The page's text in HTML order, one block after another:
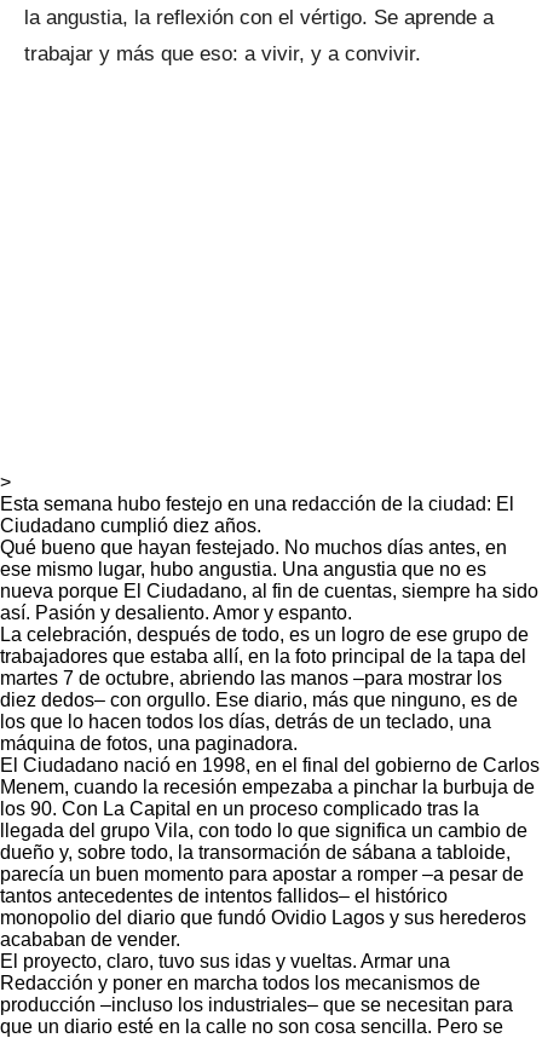
la angustia, la reflexión con el vértigo. Se aprende a
trabajar y más que eso: a vivir, y a convivir.
>
Esta semana hubo festejo en una redacción de la ciudad: El
Ciudadano cumplió diez años.
Qué bueno que hayan festejado. No muchos días antes, en
ese mismo lugar, hubo angustia. Una angustia que no es
nueva porque El Ciudadano, al fin de cuentas, siempre ha sido
así. Pasión y desaliento. Amor y espanto.
La celebración, después de todo, es un logro de ese grupo de
trabajadores que estaba allí, en la foto principal de la tapa del
martes 7 de octubre, abriendo las manos –para mostrar los
diez dedos– con orgullo. Ese diario, más que ninguno, es de
los que lo hacen todos los días, detrás de un teclado, una
máquina de fotos, una paginadora.
El Ciudadano nació en 1998, en el final del gobierno de Carlos
Menem, cuando la recesión empezaba a pinchar la burbuja de
los 90. Con La Capital en un proceso complicado tras la
llegada del grupo Vila, con todo lo que significa un cambio de
dueño y, sobre todo, la transormación de sábana a tabloide,
parecía un buen momento para apostar a romper –a pesar de
tantos antecedentes de intentos fallidos– el histórico
monopolio del diario que fundó Ovidio Lagos y sus herederos
acababan de vender.
El proyecto, claro, tuvo sus idas y vueltas. Armar una
Redacción y poner en marcha todos los mecanismos de
producción –incluso los industriales– que se necesitan para
que un diario esté en la calle no son cosa sencilla. Pero se